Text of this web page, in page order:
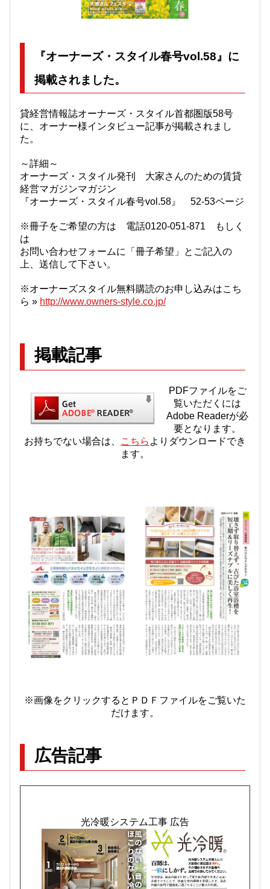
『オーナーズ・スタイル春号vol.58』に
掲載されました。
貸経営情報誌オーナーズ・スタイル首都圏版58号
に、オーナー様インタビュー記事が掲載されまし
た。
～詳細～
オーナーズ・スタイル発刊 大家さんのための賃貸
経営マガジンマガジン
『オーナーズ・スタイル春号vol.58』 52-53ページ
※冊子をご希望の方は 電話0120-051-871 もしく
は
お問い合わせフォームに「冊子希望」とご記入の
上、送信して下さい。
※オーナーズスタイル無料購読のお申し込みはこち
ら » http://www.owners-style.co.jp/
掲載記事
PDFファイルをご
覧いただくには
Adobe Readerが必
要となります。
お持ちでない場合は、
こちら よりダウンロードでき
ます。
※画像をクリックするとＰＤＦファイルをご覧いた
だけます。
広告記事
光冷暖システム工事 広告